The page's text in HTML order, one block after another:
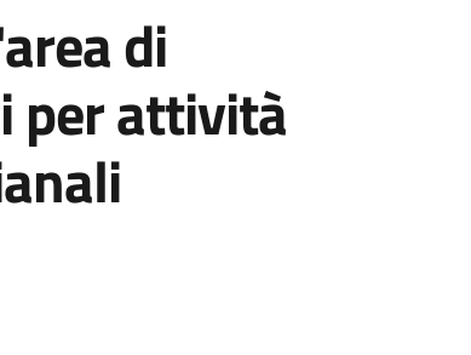
di
per attività